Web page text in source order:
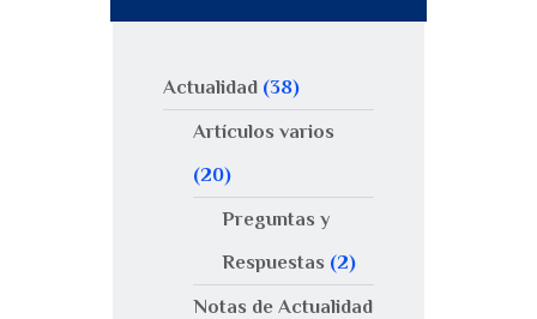
Actualidad (38)
Artículos varios
(20)
Preguntas y
Respuestas (2)
Notas de Actualidad